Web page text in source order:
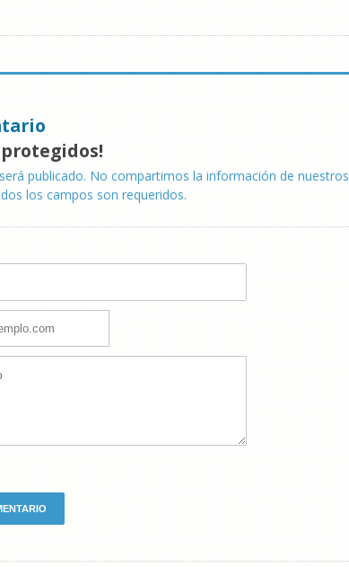
protegidos!
publicado. No compartimos la información de nuestros
los campos son requeridos.